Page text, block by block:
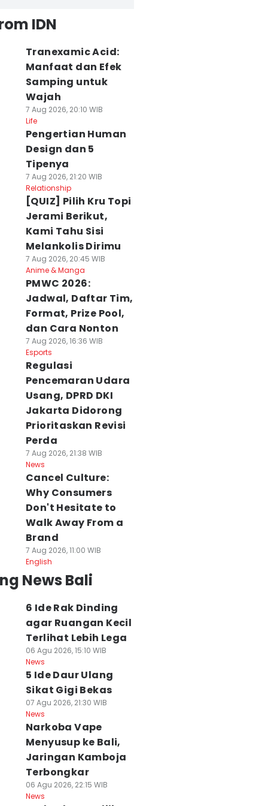
IDN
Tranexamic Acid:
Manfaat dan Efek
Samping untuk
Wajah
7 Aug 2026, 20:10 WIB
Life
Pengertian Human
Design dan 5
Tipenya
7 Aug 2026, 21:20 WIB
Relationship
[QUIZ] Pilih Kru Topi
Jerami Berikut,
Kami Tahu Sisi
Melankolis Dirimu
7 Aug 2026, 20:45 WIB
Anime & Manga
PMWC 2026:
Jadwal, Daftar Tim,
Format, Prize Pool,
dan Cara Nonton
7 Aug 2026, 16:36 WIB
Esports
Regulasi
Pencemaran Udara
Usang, DPRD DKI
Jakarta Didorong
Prioritaskan Revisi
Perda
7 Aug 2026, 21:38 WIB
News
Cancel Culture:
Why Consumers
Don't Hesitate to
Walk Away From a
Brand
7 Aug 2026, 11:00 WIB
English
News Bali
6 Ide Rak Dinding
agar Ruangan Kecil
Terlihat Lebih Lega
06 Agu 2026, 15:10 WIB
News
5 Ide Daur Ulang
Sikat Gigi Bekas
07 Agu 2026, 21:30 WIB
News
Narkoba Vape
Menyusup ke Bali,
Jaringan Kamboja
Terbongkar
06 Agu 2026, 22:15 WIB
News